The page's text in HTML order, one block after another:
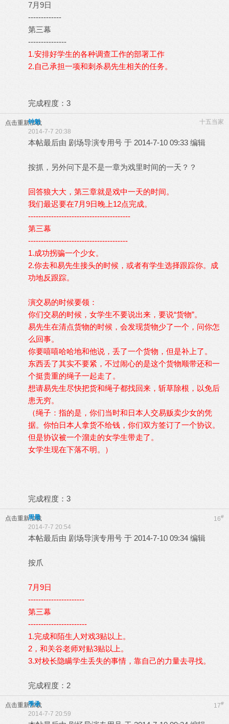
7月9日
-------------
第三幕
---------------
1.安排好学生的各种调查工作的部署工作
2.自己承担一项和刺杀易先生相关的任务。
完成程度：3
点击重新加载 十五当家
钟魁
2014-7-7 20:38
本帖最后由 剧场导演专用号 于 2014-7-10 09:33 编辑
按抓，另外问下是不是一章为戏里时间的一天？？
回答狼大大，第三章就是戏中一天的时间。
我们最迟要在7月9日晚上12点完成。
----------------------------------------
第三幕
---------------------------------------
1.成功拐骗一个少女。
2.你去和易先生接头的时候，或者有学生选择跟踪你。成
功地反跟踪。
演交易的时候要领：
你们交易的时候，女学生不要说出来，要说“货物”。
易先生在清点货物的时候，会发现货物少了一个，问你怎
么回事。
你要嘻嘻哈哈地和他说，丢了一个货物，但是补上了。
东西丢了其实不要紧，不过闹心的是这个货物顺带还和一
个挺贵重的绳子一起走了。
想请易先生尽快把货和绳子都找回来，斩草除根，以免后
患无穷。
（绳子：指的是，你们当时和日本人交易贩卖少女的凭
据。你怕日本人拿货不给钱，你们双方签订了一个协议。
但是协议被一个溜走的女学生带走了。
女学生现在下落不明。）
完成程度：3
点击重新加载 16#
周晨
2014-7-7 20:54
本帖最后由 剧场导演专用号 于 2014-7-10 09:34 编辑
按爪
7月9日
----------------------
第三幕
-----------------------
1.完成和陌生人对戏3贴以上。
2，和关谷老师对贴3贴以上。
3.对校长隐瞒学生丢失的事情，靠自己的力量去寻找。
完成程度：2
点击重新加载 17#
季承
2014-7-7 20:59